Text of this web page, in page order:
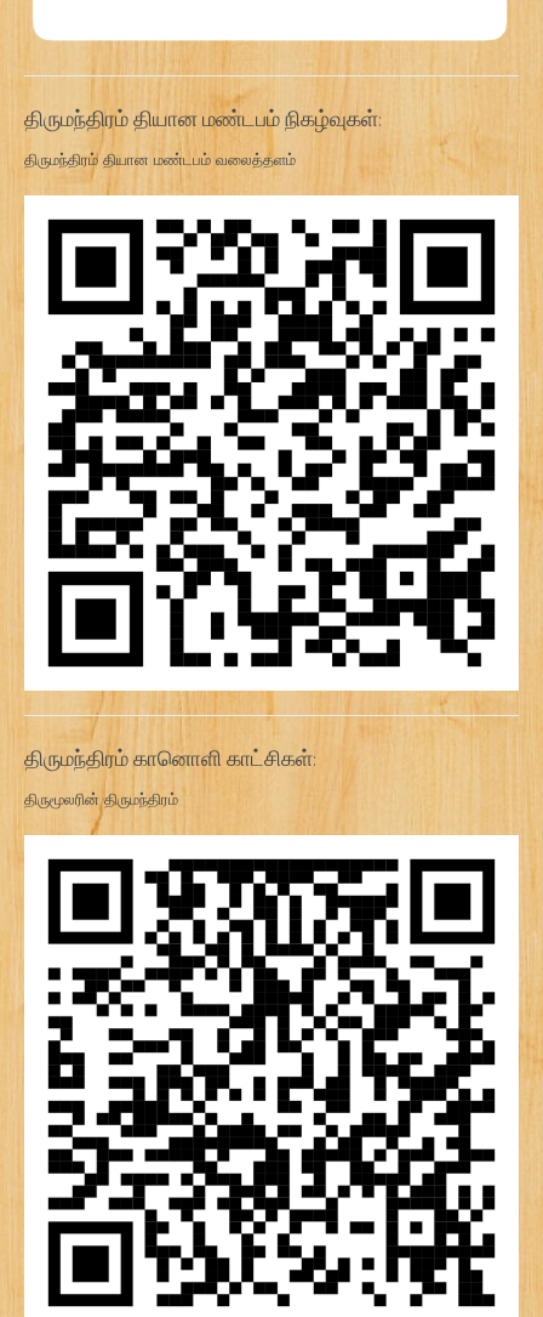
திருமந்திரம் தியான மண்டபம் நிகழ்வுகள்:
திருமந்திரம் தியான மண்டபம் வலைத்தளம்
திருமந்திரம் கானொளி காட்சிகள்:
திருமூலரின் திருமந்திரம்